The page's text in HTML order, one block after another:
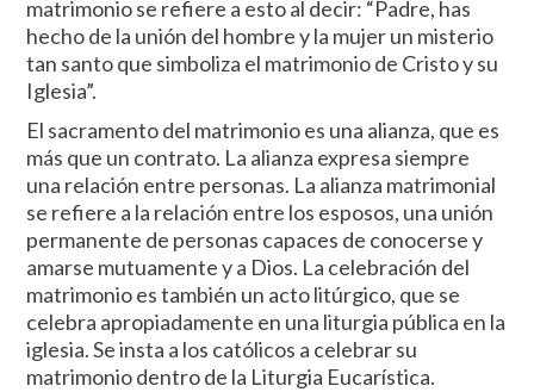
matrimonio se refiere a esto al decir: “Padre, has
hecho de la unión del hombre y la mujer un misterio
tan santo que simboliza el matrimonio de Cristo y su
Iglesia”.
El sacramento del matrimonio es una alianza, que es
más que un contrato. La alianza expresa siempre
una relación entre personas. La alianza matrimonial
se refiere a la relación entre los esposos, una unión
permanente de personas capaces de conocerse y
amarse mutuamente y a Dios. La celebración del
matrimonio es también un acto litúrgico, que se
celebra apropiadamente en una liturgia pública en la
iglesia. Se insta a los católicos a celebrar su
matrimonio dentro de la Liturgia Eucarística.